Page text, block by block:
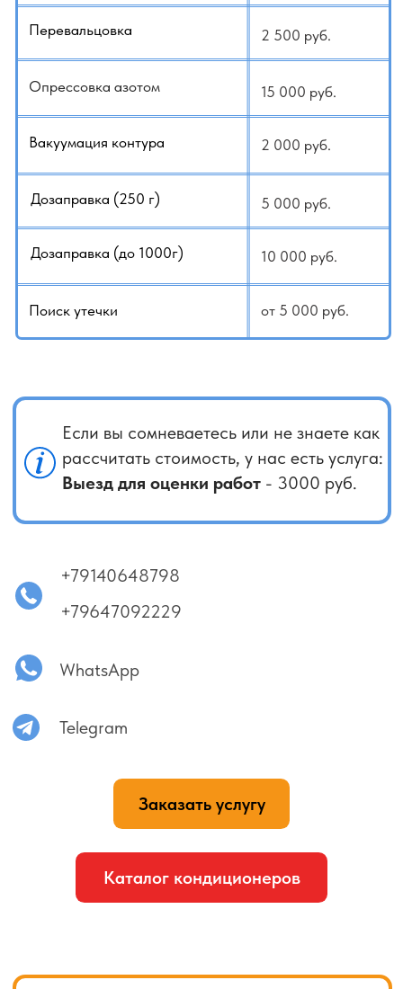
Одним из самых главных этапов в поиске
неисправности является грамотная
и стоимости на него. Диагностика даст
полную картину причины неисправности